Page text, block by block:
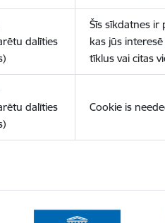
dalīties
Šīs sīkdatnes
kas jūs
tīklus vai citas
dalīties
Cookie is